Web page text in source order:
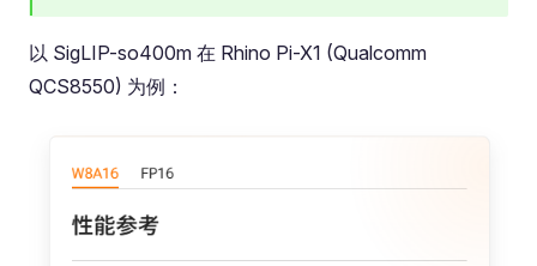
以 SigLIP-so400m 在 Rhino Pi-X1 (Qualcomm
QCS8550) 为例：